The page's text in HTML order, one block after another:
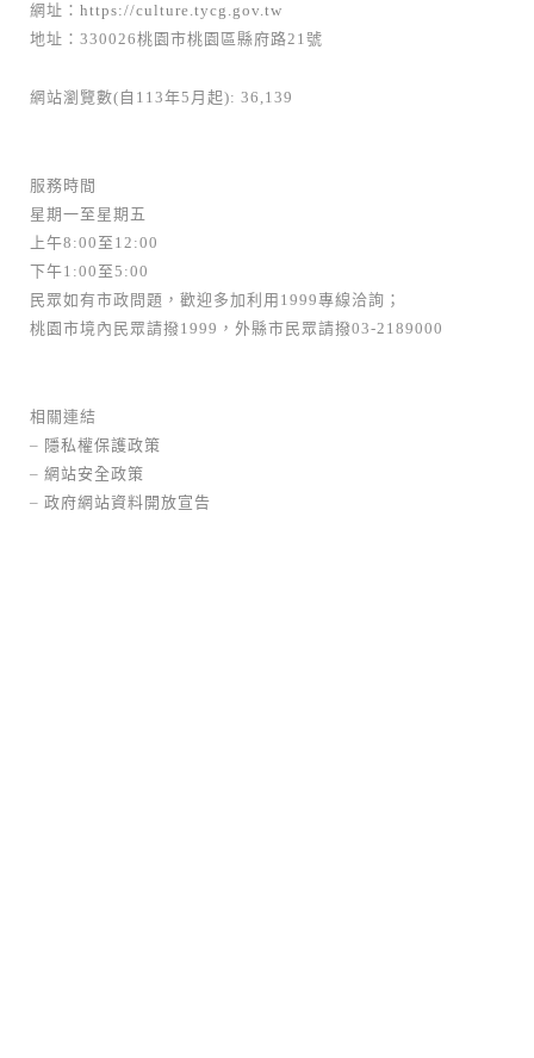
網址： https://culture.tycg.gov.tw
地址：330026桃園市桃園區縣府路21號
網站瀏覽數(自113年5月起): 36,139
服務時間
星期一至星期五
上午8:00至12:00
下午1:00至5:00
民眾如有市政問題，歡迎多加利用1999專線洽詢；
桃園市境內民眾請撥1999，外縣市民眾請撥03-2189000
相關連結
– 隱私權保護政策
– 網站安全政策
– 政府網站資料開放宣告